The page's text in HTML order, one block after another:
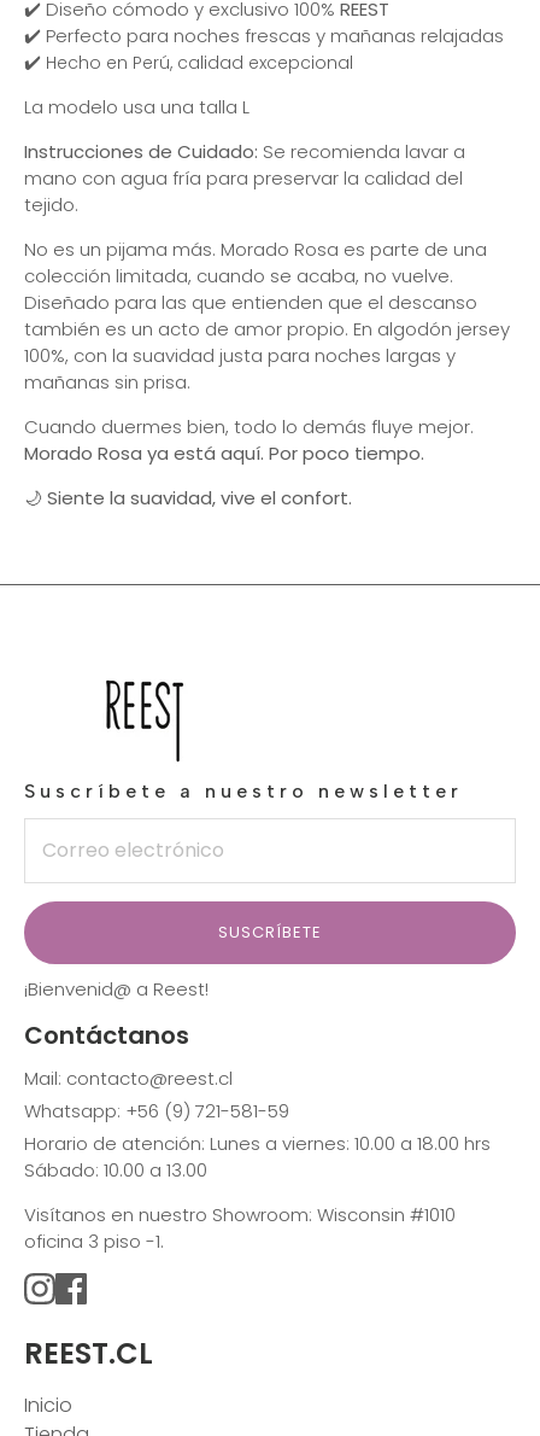
✔️ Diseño cómodo y exclusivo 100% REEST
✔️ Perfecto para noches frescas y mañanas relajadas
✔️ Hecho en Perú, calidad excepcional
La modelo usa una talla L
Instrucciones de Cuidado: Se recomienda lavar a
mano con agua fría para preservar la calidad del
tejido.
No es un pijama más. Morado Rosa es parte de una
colección limitada, cuando se acaba, no vuelve.
Diseñado para las que entienden que el descanso
también es un acto de amor propio. En algodón jersey
100%, con la suavidad justa para noches largas y
mañanas sin prisa.
Cuando duermes bien, todo lo demás fluye mejor.
Morado Rosa ya está aquí. Por poco tiempo.
🌙 Siente la suavidad, vive el confort.
Suscríbete a nuestro newsletter
SUSCRÍBETE
¡Bienvenid@ a Reest!
Contáctanos
Mail: contacto@reest.cl
Whatsapp: +56 (9) 721-581-59
Horario de atención: Lunes a viernes: 10.00 a 18.00 hrs
Sábado: 10.00 a 13.00
Visítanos en nuestro Showroom: Wisconsin #1010
oficina 3 piso -1.
REEST.CL
Inicio